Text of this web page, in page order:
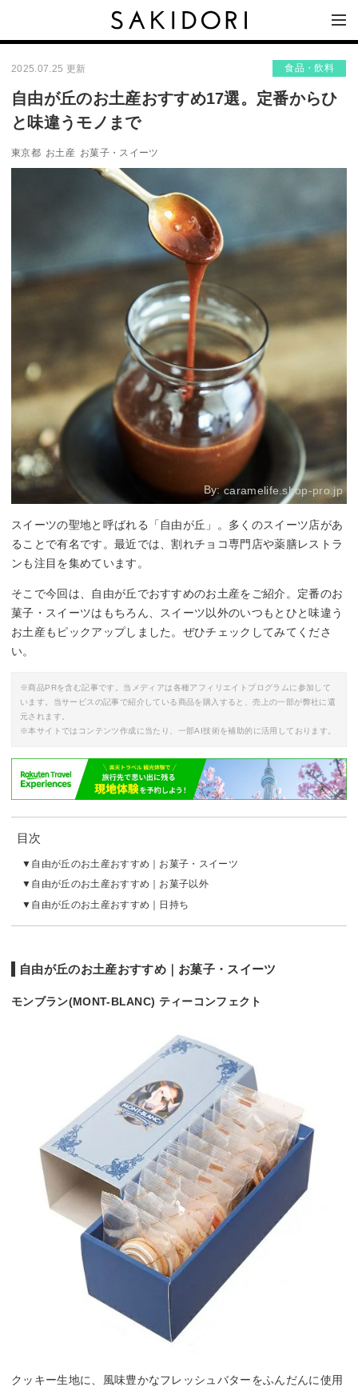
2025.07.25 更新 食品・飲料
自由が丘のお土産おすすめ17選。定番からひ
と味違うモノまで
東京都 お土産 お菓子・スイーツ
By:caramelife.shop-pro.jp
スイーツの聖地と呼ばれる「自由が丘」。多くのスイーツ店があ
ることで有名です。最近では、割れチョコ専門店や薬膳レストラ
ンも注目を集めています。
そこで今回は、自由が丘でおすすめのお土産をご紹介。定番のお
菓子・スイーツはもちろん、スイーツ以外のいつもとひと味違う
お土産もピックアップしました。ぜひチェックしてみてくださ
い。
※商品PRを含む記事です。当メディアは各種アフィリエイトプログラムに参加して
います。当サービスの記事で紹介している商品を購入すると、売上の一部が弊社に還
元されます。
※本サイトではコンテンツ作成に当たり、一部AI技術を補助的に活用しております。
目次
自由が丘のお土産おすすめ｜お菓子・スイーツ
自由が丘のお土産おすすめ｜お菓子以外
自由が丘のお土産おすすめ｜日持ち
自由が丘のお土産おすすめ｜お菓子・スイーツ
モンブラン(MONT-BLANC) ティーコンフェクト
クッキー生地に、風味豊かなフレッシュバターをふんだんに使用